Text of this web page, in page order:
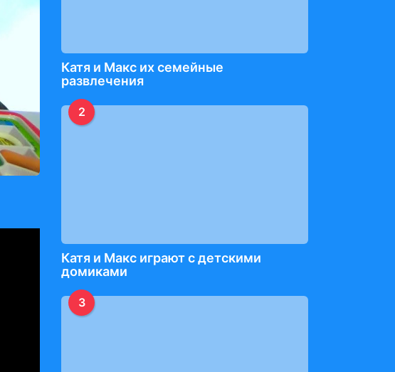
Катя и Макс их семейные
развлечения
2
Катя и Макс играют с детскими
домиками
3